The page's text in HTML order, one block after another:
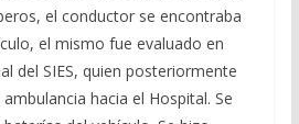
el conductor se encontraba
el mismo fue evaluado en
del SIES, quien posteriormente
hacia el Hospital. Se